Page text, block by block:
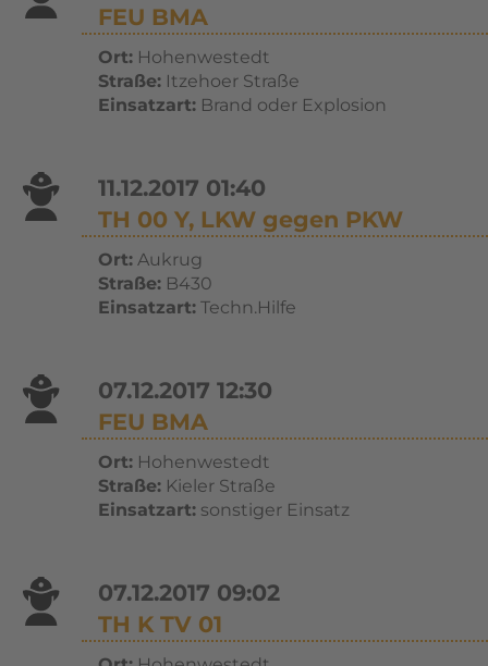
FEU BMA
Ort:Hohenwestedt
Straße:Itzehoer Straße
Einsatzart:Brand oder Explosion
11.12.2017 01:40
TH 00 Y, LKW gegen PKW
Ort:Aukrug
Straße:B430
Einsatzart:Techn.Hilfe
07.12.2017 12:30
FEU BMA
Ort:Hohenwestedt
Straße:Kieler Straße
Einsatzart:sonstiger Einsatz
07.12.2017 09:02
TH K TV 01